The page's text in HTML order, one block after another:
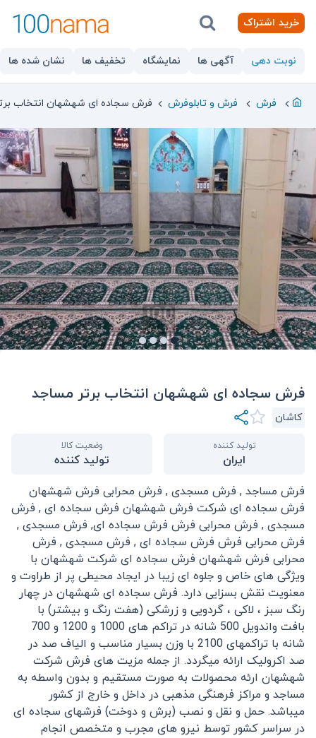
خرید اشتراک
نوبت دهی آگهی ها نمایشگاه تخفیف ها نشان شده ها
فرش فرش و تابلوفرش فرش سجاده ای شهشهان انتخاب
فرش سجاده ای شهشهان انتخاب برتر مساجد
کاشان
تولید کننده
ایران
وضعیت کالا
تولید کننده
فرش مساجد , فرش مسجدی , فرش محرابی فرش شهشهان
فرش سجاده ای شرکت فرش شهشهان فرش سجاده ای , فرش
مسجدی , فرش محرابی فرش فرش سجاده ای, فرش مسجدی ,
فرش محرابی فرش فرش سجاده ای , فرش مسجدی , فرش
محرابی فرش شهشهان فرش سجاده ای شرکت شهشهان با
ویژگی های خاص و جلوه ای زیبا در ایجاد محیطی پر از طراوت و
معنویت نقش بسزایی دارد. فرش سجاده ای شهشهان در چهار
رنگ سبز ، لاکی ، گردویی و زرشکی (هفت رنگ و بیشتر) با
بافت واندویل 500 شانه در تراکم های 1000 و 1200 و 700
شانه با تراکمهای 2100 با وزن بسیار مناسب و الیاف صد در
صد اکرولیک ارائه میگردد. از جمله مزیت های فرش شرکت
شهشهان ارئه محصولات به صورت مستقیم و بدون واسطه به
مساجد و مراکز فرهنگی مذهبی در داخل و خارج از کشور
میباشد. حمل و نقل و نصب (برش و دوخت) فرشهای سجاده ای
در سراسر کشور توسط نیرو های مجرب و متخصص انجام